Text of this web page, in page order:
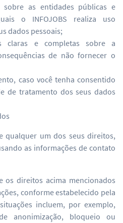
sobre as entidades públicas e
o INFOJOBS realiza uso
dados pessoais;
claras e completas sobre a
de não fornecer o
caso você tenha consentido
de tratamento dos seus dados
qualquer um dos seus direitos,
as informações de contato
os direitos acima mencionados
conforme estabelecido pela
incluem, por exemplo,
anonimização, bloqueio ou